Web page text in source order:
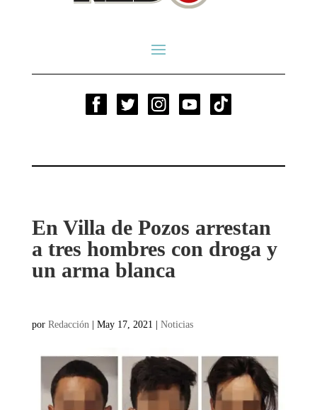
En Villa de Pozos arrestan
a tres hombres con droga y
un arma blanca
por Redacción | May 17, 2021 | Noticias